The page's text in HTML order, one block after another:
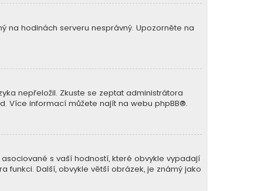
na hodinách serveru nesprávný. Upozorněte na
nepřeložil. Zkuste se zeptat administrátora
Více informací můžete najít na webu phpBB®.
s vaší hodností, které obvykle vypadají
funkci. Další, obvykle větší obrázek, je známý jako